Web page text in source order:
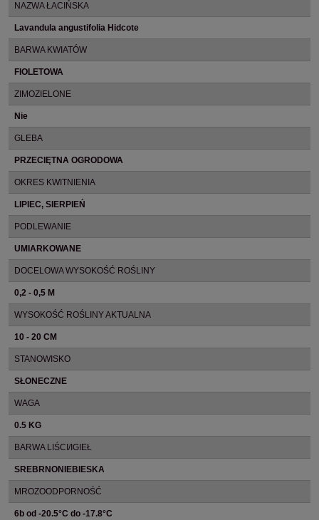
NAZWA ŁACIŃSKA
Lavandula angustifolia Hidcote
BARWA KWIATÓW
FIOLETOWA
ZIMOZIELONE
Nie
GLEBA
PRZECIĘTNA OGRODOWA
OKRES KWITNIENIA
LIPIEC, SIERPIEŃ
PODLEWANIE
UMIARKOWANE
DOCELOWA WYSOKOŚĆ ROŚLINY
0,2 - 0,5 M
WYSOKOŚĆ ROŚLINY AKTUALNA
10 - 20 CM
STANOWISKO
SŁONECZNE
WAGA
0.5 KG
BARWA LIŚCI/IGIEŁ
SREBRNONIEBIESKA
MROZOODPORNOŚĆ
6b od -20.5°C do -17.8°C